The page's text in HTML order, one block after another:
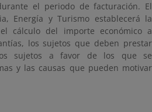
el periodo de facturación. El
Energía y Turismo establecerá la
cálculo del importe económico a
los sujetos que deben prestar
sujetos a favor de los que se
y las causas que pueden motivar